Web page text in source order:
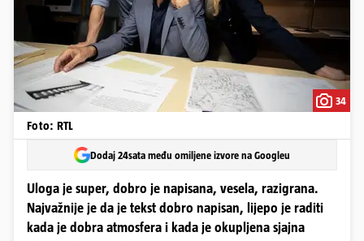
34
Foto: RTL
Dodaj 24sata među omiljene izvore na Googleu
Uloga je super, dobro je napisana, vesela, razigrana.
Najvažnije je da je tekst dobro napisan, lijepo je raditi
kada je dobra atmosfera i kada je okupljena sjajna